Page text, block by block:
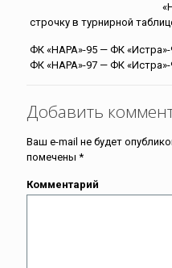
строчку в турнирной
ФК «НАРА»-95 — ФК «Истра»-
ФК «НАРА»-97 — ФК «Истра»-
Добавить
Ваш e-mail не будет
помечены *
Комментарий